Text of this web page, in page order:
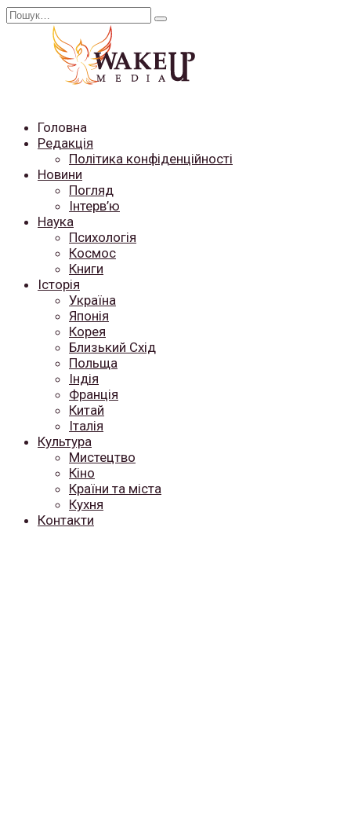
Перейти
Search
Головна
Редакція
Політика конфіденційності
Новини
Погляд
Інтерв’ю
Наука
Психологія
Космос
Книги
Історія
Україна
Японія
Корея
Близький Схід
Польща
Індія
Франція
Китай
Італія
Культура
Мистецтво
Кіно
Країни та міста
Кухня
Контакти